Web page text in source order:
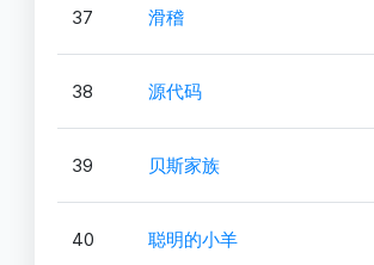
37 滑稽
38 源代码
39 贝斯家族
40 聪明的小羊